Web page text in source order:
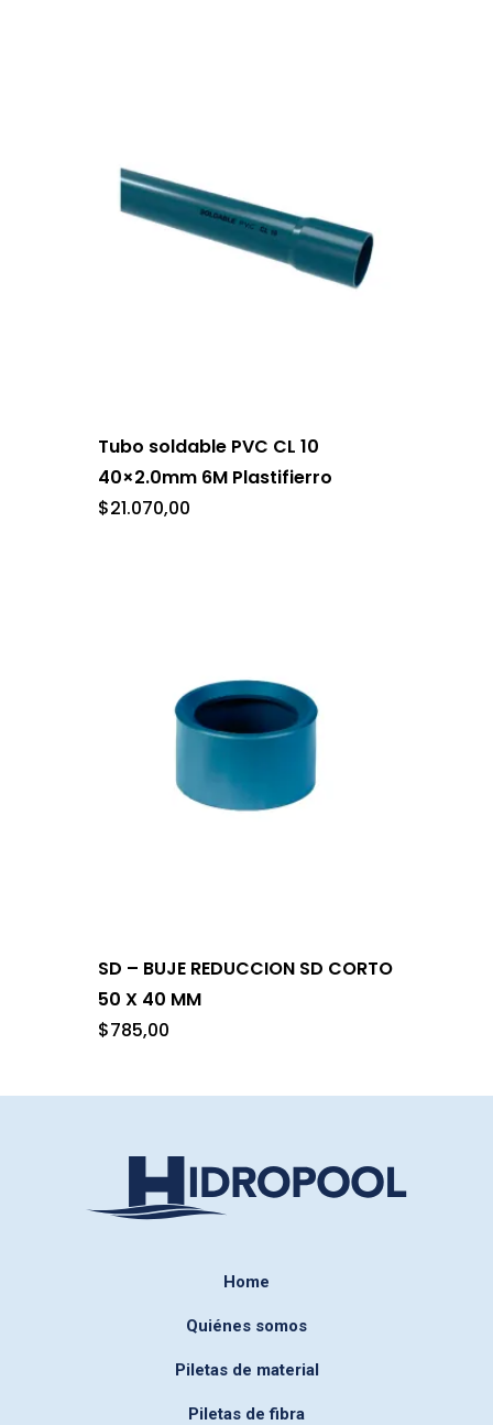
Tubo soldable PVC CL 10
40×2.0mm 6M Plastifierro
$21.070,00
SD – BUJE REDUCCION SD CORTO
50 X 40 MM
$785,00
Home
Quiénes somos
Piletas de material
Piletas de fibra